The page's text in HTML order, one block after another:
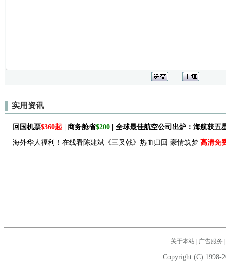
实用资讯
回国机票$360起 | 商务舱省$200 | 全球最佳航空公司出炉：海航获五
海外华人福利！在线看陈建斌《三叉戟》热血归回 豪情筑梦 高清免
关于本站| 广告服务
Copyright (C) 1998-